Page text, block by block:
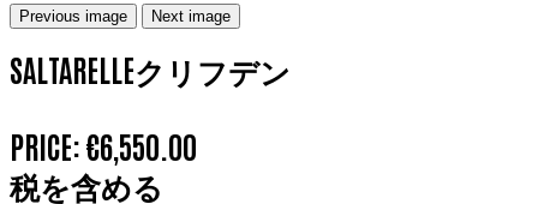
Previous image Next image
SALTARELLEクリフデン
PRICE:€6,550.00
税を含める